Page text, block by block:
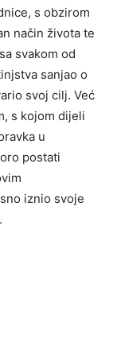
s obzirom
način života te
svakom od
sanjao o
svoj cilj. Već
s kojom dijeli
u
postati
iznio svoje